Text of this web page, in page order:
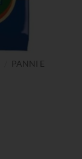
PANNI E